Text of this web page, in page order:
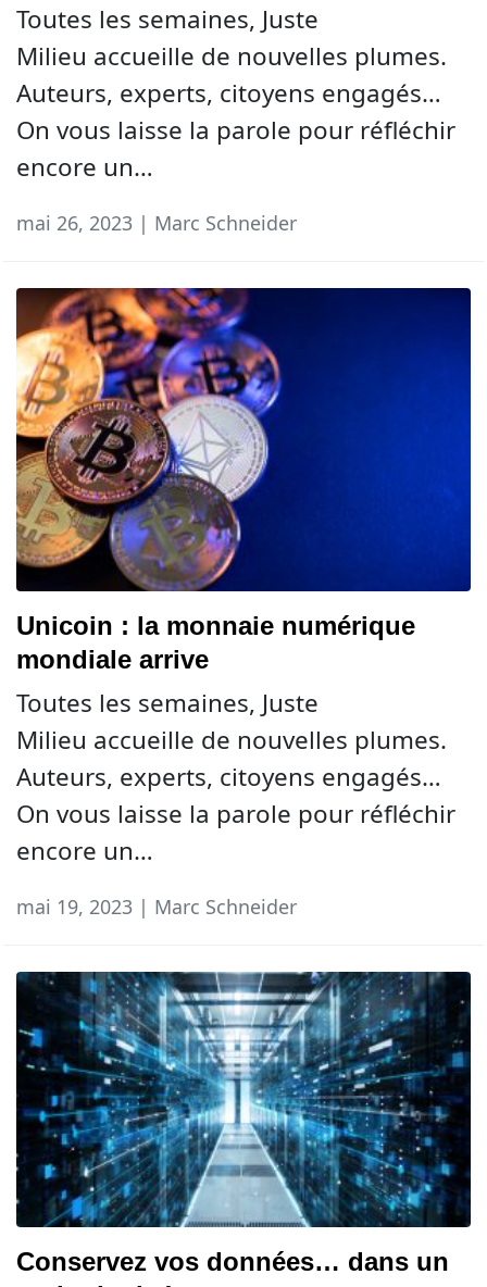
Toutes les semaines, Juste
Milieu accueille de nouvelles plumes.
Auteurs, experts, citoyens engagés…
On vous laisse la parole pour réfléchir
encore un…
mai 26, 2023 | Marc Schneider
Unicoin : la monnaie numérique
mondiale arrive
Toutes les semaines, Juste
Milieu accueille de nouvelles plumes.
Auteurs, experts, citoyens engagés…
On vous laisse la parole pour réfléchir
encore un…
mai 19, 2023 | Marc Schneider
Conservez vos données… dans un